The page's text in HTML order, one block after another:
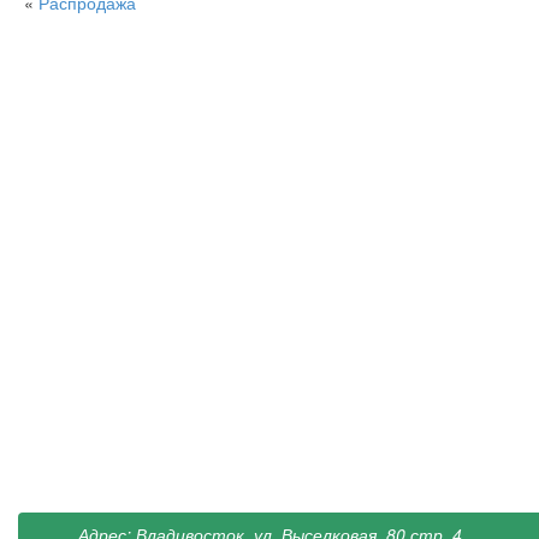
Адрес: Владивосток, ул. Выселковая, 80 стр. 4